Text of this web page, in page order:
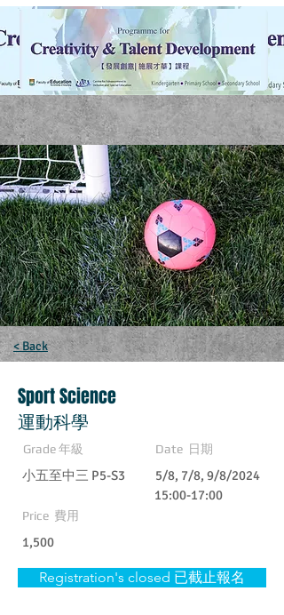
< Back
Sport Science
運動科學
Grade 年級 Date 日期
小五至中三 P5-S3
5/8, 7/8, 9/8/2024
15:00-17:00
Price 費用
1,500
Registration's closed 已截止報名